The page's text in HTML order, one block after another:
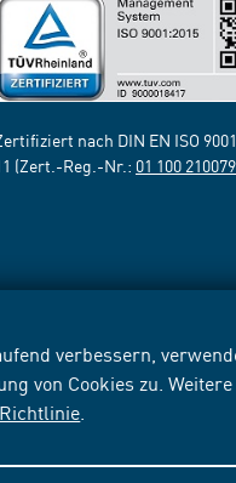
verbessern,
von Cookies zu.
nach DIN EN ISO
(Zert.-Reg.-Nr.: 01 100